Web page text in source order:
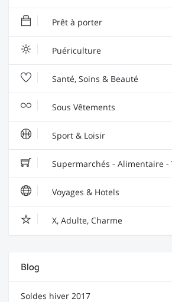
Prêt à porter
Puériculture
Santé, Soins & Beauté
Sous Vêtements
Sport & Loisir
Supermarchés - Alimentaire -
Voyages & Hotels
X, Adulte, Charme
Blog
Soldes hiver 2017